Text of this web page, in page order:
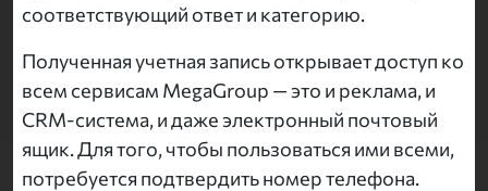
соответствующий ответ и категорию.
Полученная учетная запись открывает доступ ко
всем сервисам MegaGroup — это и реклама, и
CRM-система, и даже электронный почтовый
ящик. Для того, чтобы пользоваться ими всеми,
потребуется подтвердить номер телефона.